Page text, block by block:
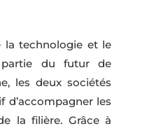
la technologie et le
du futur de
les deux sociétés
les
la filière. Grâce à